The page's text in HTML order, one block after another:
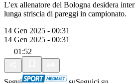
L'ex allenatore del Bologna desidera
lunga striscia di pareggi in campionato.
14 Gen 2025 - 00:31
14 Gen 2025 - 00:31
01:52